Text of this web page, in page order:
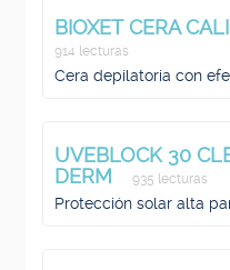
BIOXET CERA
914 lecturas
Cera depilatoria con
UVEBLOCK 30
DERM
935 lecturas
Protección solar alta